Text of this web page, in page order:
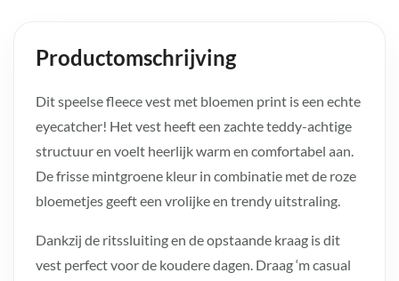
Productomschrijving
Dit speelse fleece vest met bloemen print is een echte
eyecatcher! Het vest heeft een zachte teddy-achtige
structuur en voelt heerlijk warm en comfortabel aan.
De frisse mintgroene kleur in combinatie met de roze
bloemetjes geeft een vrolijke en trendy uitstraling.
Dankzij de ritssluiting en de opstaande kraag is dit
vest perfect voor de koudere dagen. Draag ‘m casual